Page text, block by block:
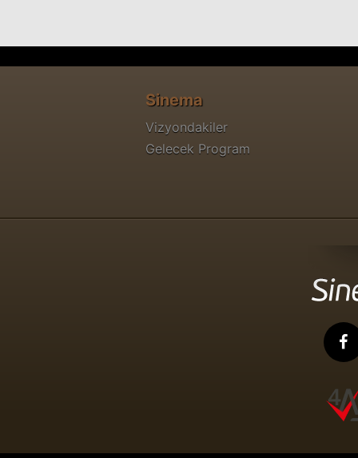
Sinema
Vizyondakiler
Gelecek Program